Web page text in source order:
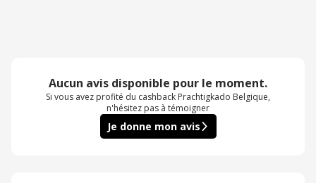
Aucun avis disponible pour le moment.
Si vous avez profité du cashback Prachtigkado Belgique,
n'hésitez pas à témoigner
Je donne mon avis